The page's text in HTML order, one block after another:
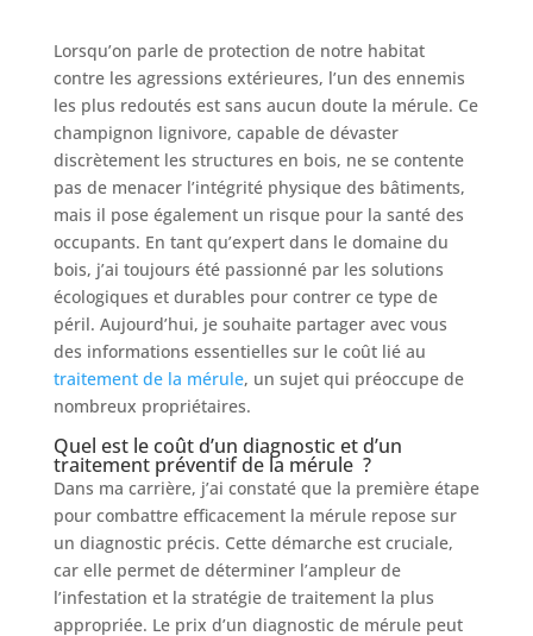
Lorsqu’on parle de protection de notre habitat
contre les agressions extérieures, l’un des ennemis
les plus redoutés est sans aucun doute la mérule. Ce
champignon lignivore, capable de dévaster
discrètement les structures en bois, ne se contente
pas de menacer l’intégrité physique des bâtiments,
mais il pose également un risque pour la santé des
occupants. En tant qu’expert dans le domaine du
bois, j’ai toujours été passionné par les solutions
écologiques et durables pour contrer ce type de
péril. Aujourd’hui, je souhaite partager avec vous
des informations essentielles sur le coût lié au
traitement de la mérule, un sujet qui préoccupe de
nombreux propriétaires.
Quel est le coût d’un diagnostic et d’un
traitement préventif de la mérule ?
Dans ma carrière, j’ai constaté que la première étape
pour combattre efficacement la mérule repose sur
un diagnostic précis. Cette démarche est cruciale,
car elle permet de déterminer l’ampleur de
l’infestation et la stratégie de traitement la plus
appropriée. Le prix d’un diagnostic de mérule peut